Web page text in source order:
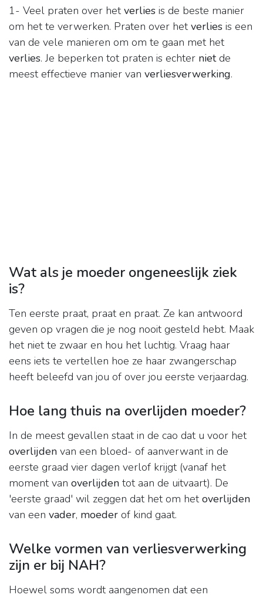
1- Veel praten over hetverlies is de beste manier
om het te verwerken. Praten over hetverlies is een
van de vele manieren om om te gaan met het
verlies. Je beperken tot praten is echter nietde
meest effectieve manier van verliesverwerking.
Wat als je moeder ongeneeslijk ziek
is?
Ten eerste praat, praat en praat. Ze kan antwoord
geven op vragen die je nog nooit gesteld hebt. Maak
het niet te zwaar en hou het luchtig. Vraag haar
eens iets te vertellen hoe ze haar zwangerschap
heeft beleefd van jou of over jou eerste verjaardag.
Hoe lang thuis na overlijden moeder?
In de meest gevallen staat in de cao dat u voor het
overlijden van een bloed- of aanverwant in de
eerste graad vier dagen verlof krijgt (vanaf het
moment van overlijden tot aan de uitvaart). De
'eerste graad' wil zeggen dat het om hetoverlijden
van een vader, moeder of kind gaat.
Welke vormen van verliesverwerking
zijn er bij NAH?
Hoewel soms wordt aangenomen dat een